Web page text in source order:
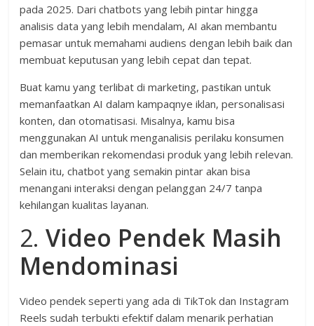
pada 2025. Dari chatbots yang lebih pintar hingga
analisis data yang lebih mendalam, AI akan membantu
pemasar untuk memahami audiens dengan lebih baik dan
membuat keputusan yang lebih cepat dan tepat.
Buat kamu yang terlibat di marketing, pastikan untuk
memanfaatkan AI dalam kampaqnye iklan, personalisasi
konten, dan otomatisasi. Misalnya, kamu bisa
menggunakan AI untuk menganalisis perilaku konsumen
dan memberikan rekomendasi produk yang lebih relevan.
Selain itu, chatbot yang semakin pintar akan bisa
menangani interaksi dengan pelanggan 24/7 tanpa
kehilangan kualitas layanan.
2.Video Pendek Masih
Mendominasi
Video pendek seperti yang ada di TikTok dan Instagram
Reels sudah terbukti efektif dalam menarik perhatian